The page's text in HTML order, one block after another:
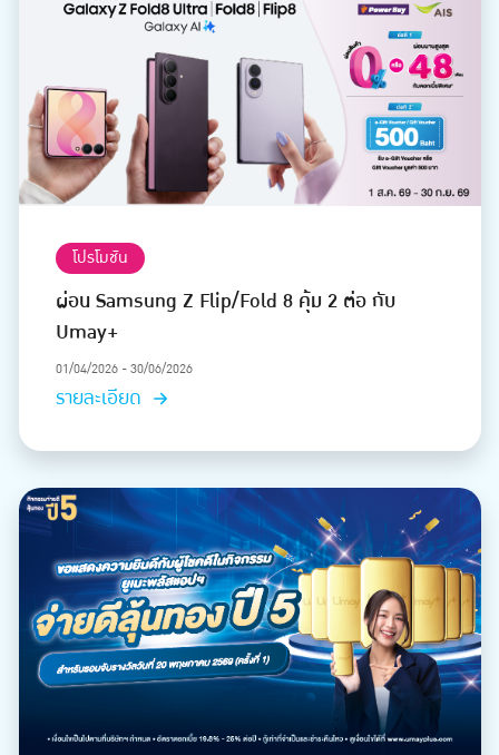
โปรโมชัน
ผ่อน Samsung Z Flip/Fold 8 คุ้ม 2 ต่อ กับ
Umay+
01/04/2026 - 30/06/2026
รายละเอียด